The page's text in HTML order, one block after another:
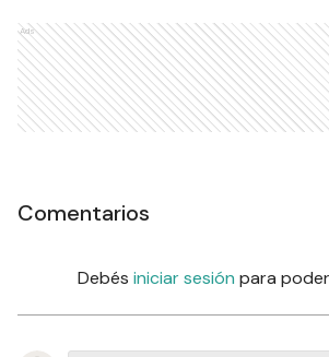
Ads
Comentarios
Debés iniciar sesión para